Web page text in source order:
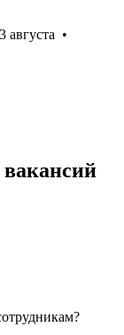
3 августа •